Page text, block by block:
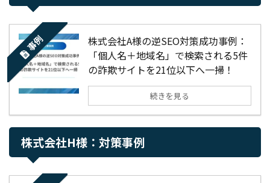
事例
株式会社A様の逆SEO対策成功事例：
「個人名＋地域名」で検索される5件
の詐欺サイトを21位以下へ一掃！
続きを見る
株式会社H様：対策事例